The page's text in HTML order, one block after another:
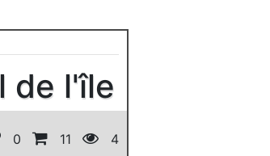
de l'île
0 11 4